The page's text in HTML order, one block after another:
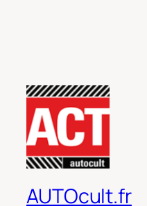
AUTOcult.fr